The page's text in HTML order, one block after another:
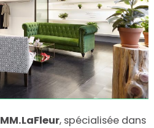
MM.LaFleur, spécialisée dans